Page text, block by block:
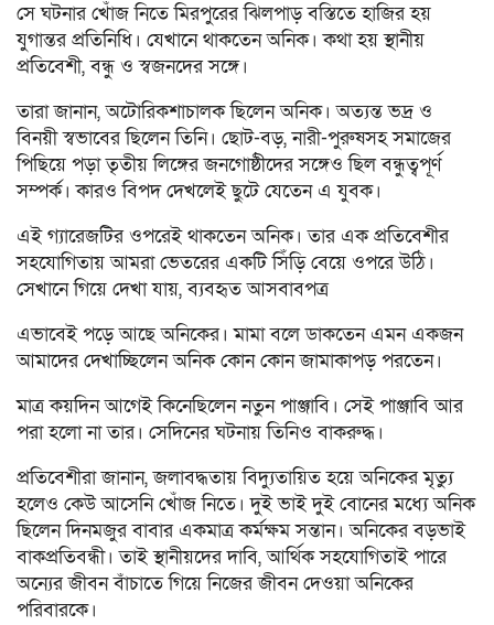
সে ঘটনার খোঁজ নিতে মিরপুরের ঝিলপাড় বস্তিতে হাজির হয়
যুগান্তর প্রতিনিধি। যেখানে থাকতেন অনিক। কথা হয় স্থানীয়
প্রতিবেশী, বন্ধু ও স্বজনদের সঙ্গে।
তারা জানান, অটোরিকশাচালক ছিলেন অনিক। অত্যন্ত ভদ্র ও
বিনয়ী স্বভাবের ছিলেন তিনি। ছোট-বড়, নারী-পুরুষসহ সমাজের
পিছিয়ে পড়া তৃতীয় লিঙ্গের জনগোষ্ঠীদের সঙ্গেও ছিল বন্ধুত্বপূর্ণ
সম্পর্ক। কারও বিপদ দেখলেই ছুটে যেতেন এ যুবক।
এই গ্যারেজটির ওপরেই থাকতেন অনিক। তার এক প্রতিবেশীর
সহযোগিতায় আমরা ভেতরের একটি সিঁড়ি বেয়ে ওপরে উঠি।
সেখানে গিয়ে দেখা যায়, ব্যবহৃত আসবাবপত্র
এভাবেই পড়ে আছে অনিকের। মামা বলে ডাকতেন এমন একজন
আমাদের দেখাচ্ছিলেন অনিক কোন কোন জামাকাপড় পরতেন।
মাত্র কয়দিন আগেই কিনেছিলেন নতুন পাঞ্জাবি। সেই পাঞ্জাবি আর
পরা হলো না তার। সেদিনের ঘটনায় তিনিও বাকরুদ্ধ।
প্রতিবেশীরা জানান, জলাবদ্ধতায় বিদ্যুতায়িত হয়ে অনিকের মৃত্যু
হলেও কেউ আসেনি খোঁজ নিতে। দুই ভাই দুই বোনের মধ্যে অনিক
ছিলেন দিনমজুর বাবার একমাত্র কর্মক্ষম সন্তান। অনিকের বড়ভাই
বাকপ্রতিবন্ধী। তাই স্থানীয়দের দাবি, আর্থিক সহযোগিতাই পারে
অন্যের জীবন বাঁচাতে গিয়ে নিজের জীবন দেওয়া অনিকের
পরিবারকে।